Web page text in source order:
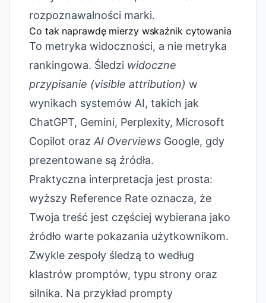
rozpoznawalności marki.
Co tak naprawdę mierzy wskaźnik cytowania
To metryka widoczności, a nie metryka
rankingowa. Śledzi widoczne
przypisanie (visible attribution) w
wynikach systemów AI, takich jak
ChatGPT, Gemini, Perplexity, Microsoft
Copilot oraz AI Overviews Google, gdy
prezentowane są źródła.
Praktyczna interpretacja jest prosta:
wyższy Reference Rate oznacza, że
Twoja treść jest częściej wybierana jako
źródło warte pokazania użytkownikom.
Zwykle zespoły śledzą to według
klastrów promptów, typu strony oraz
silnika. Na przykład prompty